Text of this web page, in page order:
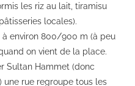
les riz au lait, tiramisu
locales).
à environ 800/900 m (à peu
on vient de la place.
Sultan Hammet (donc
une rue regroupe tous les